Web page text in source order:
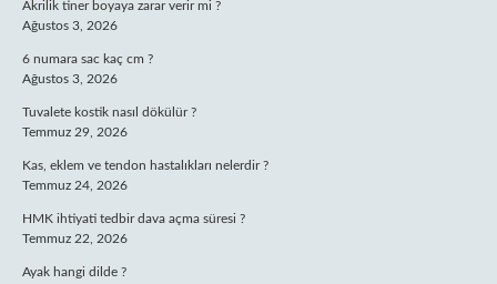
Akrilik tiner boyaya zarar verir mi ?
Ağustos 3, 2026
6 numara sac kaç cm ?
Ağustos 3, 2026
Tuvalete kostik nasıl dökülür ?
Temmuz 29, 2026
Kas, eklem ve tendon hastalıkları nelerdir ?
Temmuz 24, 2026
HMK ihtiyati tedbir dava açma süresi ?
Temmuz 22, 2026
Ayak hangi dilde ?